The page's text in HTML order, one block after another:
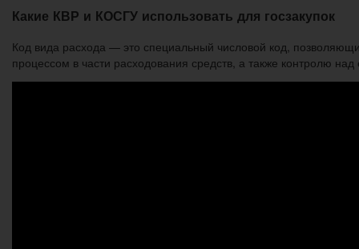
Какие КВР и КОСГУ использовать для госзакупок
Код вида расхода — это специальный числовой код,
процессом в части расходования средств, а также контролю